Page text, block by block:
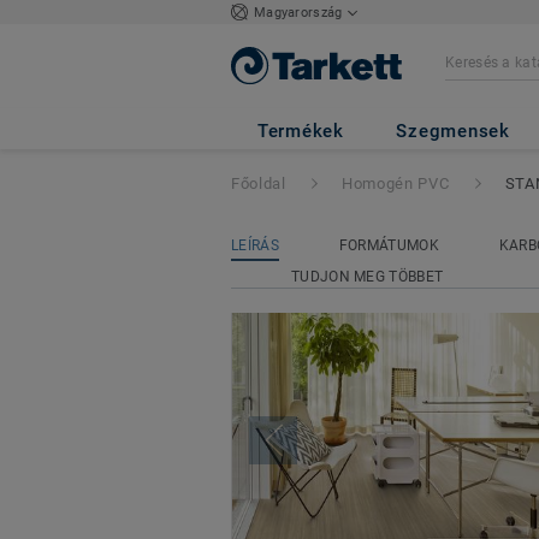
Magyarország
Termékek Szegmensek
STANDARD
Főoldal Homogén PVC
LEÍRÁS FORMÁTUMOK
TUDJON MEG TÖBBET